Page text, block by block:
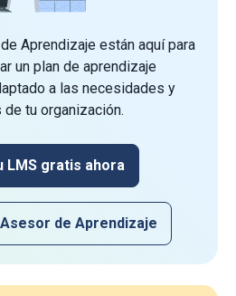
Aprendizaje están aquí para
un plan de aprendizaje
a las necesidades y
tu organización.
LMS gratis ahora
Asesor de Aprendizaje